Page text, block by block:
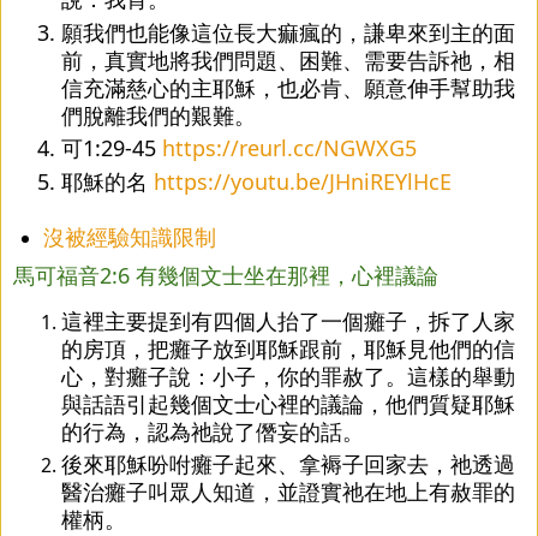
願我們也能像這位長大痲瘋的，謙卑來到主的面
前，真實地將我們問題、困難、需要告訴祂，相
信充滿慈心的主耶穌，也必肯、願意伸手幫助我
們脫離我們的艱難。
可1:29-45 https://reurl.cc/NGWXG5
耶穌的名 https://youtu.be/JHniREYlHcE
沒被經驗知識限制
馬可福音2:6 有幾個文士坐在那裡，心裡議論
這裡主要提到有四個人抬了一個癱子，拆了人家
的房頂，把癱子放到耶穌跟前，耶穌見他們的信
心，對癱子說：小子，你的罪赦了。這樣的舉動
與話語引起幾個文士心裡的議論，他們質疑耶穌
的行為，認為祂說了僭妄的話。
後來耶穌吩咐癱子起來、拿褥子回家去，祂透過
醫治癱子叫眾人知道，並證實祂在地上有赦罪的
權柄。